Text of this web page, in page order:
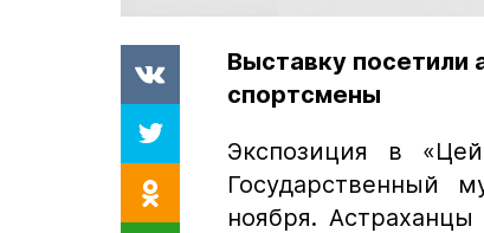
Выставку посетили
спортсмены
Экспозиция в
Государственный
ноября.